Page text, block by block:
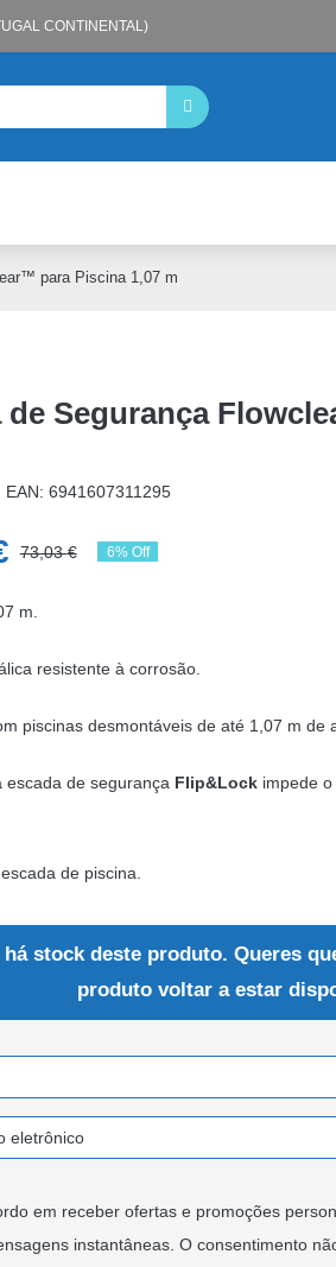
CONTINENTAL)
para Piscina 1,07 m
de Segurança
EAN: 6941607311295
73,03€O
era:
73,03 €.
O
é:
68,95 €.
6% Off
m.
resistente à corrosão.
piscinas desmontáveis de até 1,07 m de
escada de segurança Flip&Lockimpede o
de piscina.
há stock deste produto. Queres
produto voltar a estar
em receber ofertas e promoções
instantâneas. O consentimento